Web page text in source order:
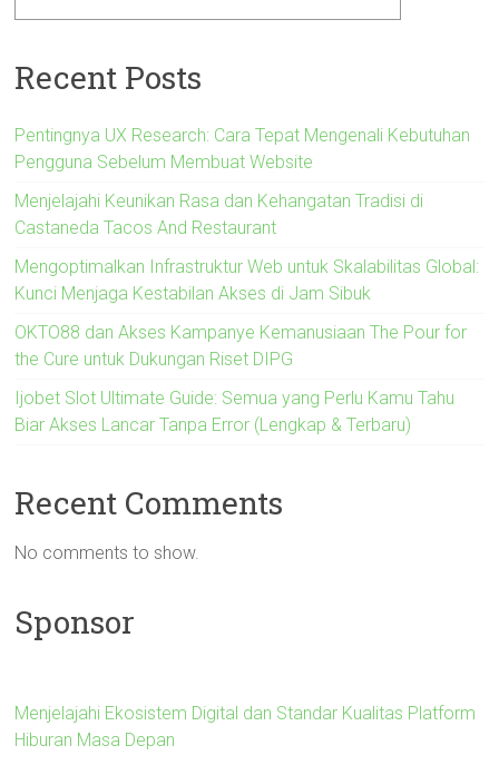
Recent Posts
Pentingnya UX Research: Cara Tepat Mengenali Kebutuhan
Pengguna Sebelum Membuat Website
Menjelajahi Keunikan Rasa dan Kehangatan Tradisi di
Castaneda Tacos And Restaurant
Mengoptimalkan Infrastruktur Web untuk Skalabilitas Global:
Kunci Menjaga Kestabilan Akses di Jam Sibuk
OKTO88 dan Akses Kampanye Kemanusiaan The Pour for
the Cure untuk Dukungan Riset DIPG
Ijobet Slot Ultimate Guide: Semua yang Perlu Kamu Tahu
Biar Akses Lancar Tanpa Error (Lengkap & Terbaru)
Recent Comments
No comments to show.
Sponsor
Menjelajahi Ekosistem Digital dan Standar Kualitas Platform
Hiburan Masa Depan